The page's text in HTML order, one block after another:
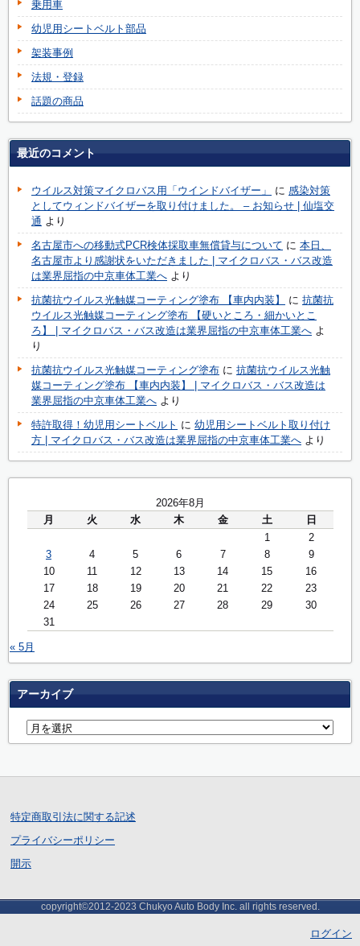
乗用車
幼児用シートベルト部品
架装事例
法規・登録
話題の商品
最近のコメント
ウイルス対策マイクロバス用「ウインドバイザー」 に 感染対策
としてウィンドバイザーを取り付けました。 – お知らせ | 仙塩交
通 より
名古屋市への移動式PCR検体採取車無償貸与について に 本日、
名古屋市より感謝状をいただきました | マイクロバス・バス改造
は業界屈指の中京車体工業へ より
抗菌抗ウイルス光触媒コーティング塗布 【車内内装】
に 抗菌抗
ウイルス光触媒コーティング塗布 【硬いところ・細かいとこ
ろ】 | マイクロバス・バス改造は業界屈指の中京車体工業へ よ
り
抗菌抗ウイルス光触媒コーティング塗布 に 抗菌抗ウイルス光触
媒コーティング塗布 【車内内装】 | マイクロバス・バス改造は
業界屈指の中京車体工業へ より
特許取得！幼児用シートベルト に 幼児用シートベルト取り付け
方 | マイクロバス・バス改造は業界屈指の中京車体工業へ より
2026年8月
月
火 水 木 金 土
日
1
2
3
4 5 6 7 8
9
10
11 12 13 14 15
16
17
18 19 20 21 22
23
24
25 26 27 28 29
30
31
« 5月
アーカイブ
特定商取引法に関する記述
プライバシーポリシー
開示
copyright©2012-2023 Chukyo Auto Body Inc. all rights reserved.
ログイン